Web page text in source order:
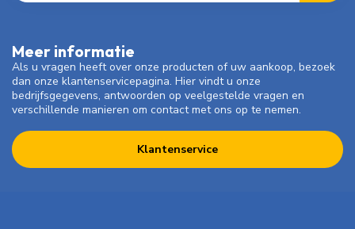
Meer informatie
Als u vragen heeft over onze producten of uw aankoop, bezoek
dan onze klantenservicepagina. Hier vindt u onze
bedrijfsgegevens, antwoorden op veelgestelde vragen en
verschillende manieren om contact met ons op te nemen.
Klantenservice